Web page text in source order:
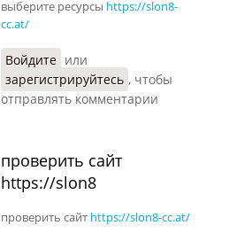
выберите ресурсы https://slon8-
cc.at/
Войдите или
зарегистрируйтесь , чтобы
отправлять комментарии
проверить сайт
https://slon8
проверить сайт https://slon8-cc.at/